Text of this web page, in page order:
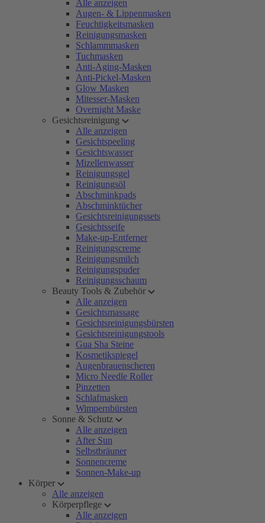
Alle anzeigen
Augen- & Lippenmasken
Feuchtigkeitsmasken
Reinigungsmasken
Schlammmasken
Tuchmasken
Anti-Aging-Masken
Anti-Pickel-Masken
Glow Masken
Mitesser-Masken
Overnight Maske
Gesichtsreinigung
Alle anzeigen
Gesichtspeeling
Gesichtswasser
Mizellenwasser
Reinigungsgel
Reinigungsöl
Abschminkpads
Abschminktücher
Gesichtsreinigungssets
Gesichtsseife
Make-up-Entferner
Reinigungscreme
Reinigungsmilch
Reinigungspuder
Reinigungsschaum
Beauty Tools & Zubehör
Alle anzeigen
Gesichtsmassage
Gesichtsreinigungsbürsten
Gesichtsreinigungstools
Gua Sha Steine
Kosmetikspiegel
Augenbrauenscheren
Micro Needle Roller
Pinzetten
Schlafmasken
Wimpernbürsten
Sonne & Schutz
Alle anzeigen
After Sun
Selbstbräuner
Sonnencreme
Sonnen-Make-up
Körper
Alle anzeigen
Körperpflege
Alle anzeigen